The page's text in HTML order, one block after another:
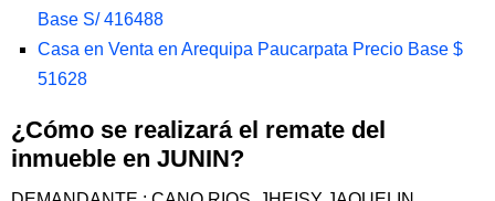
Base S/ 416488
Casa en Venta en Arequipa Paucarpata Precio Base $
51628
¿Cómo se realizará el remate del
inmueble en JUNIN?